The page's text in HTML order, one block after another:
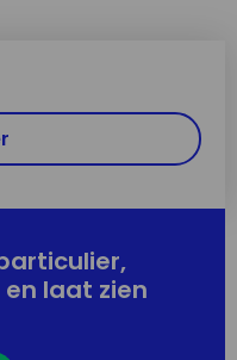
laat zien